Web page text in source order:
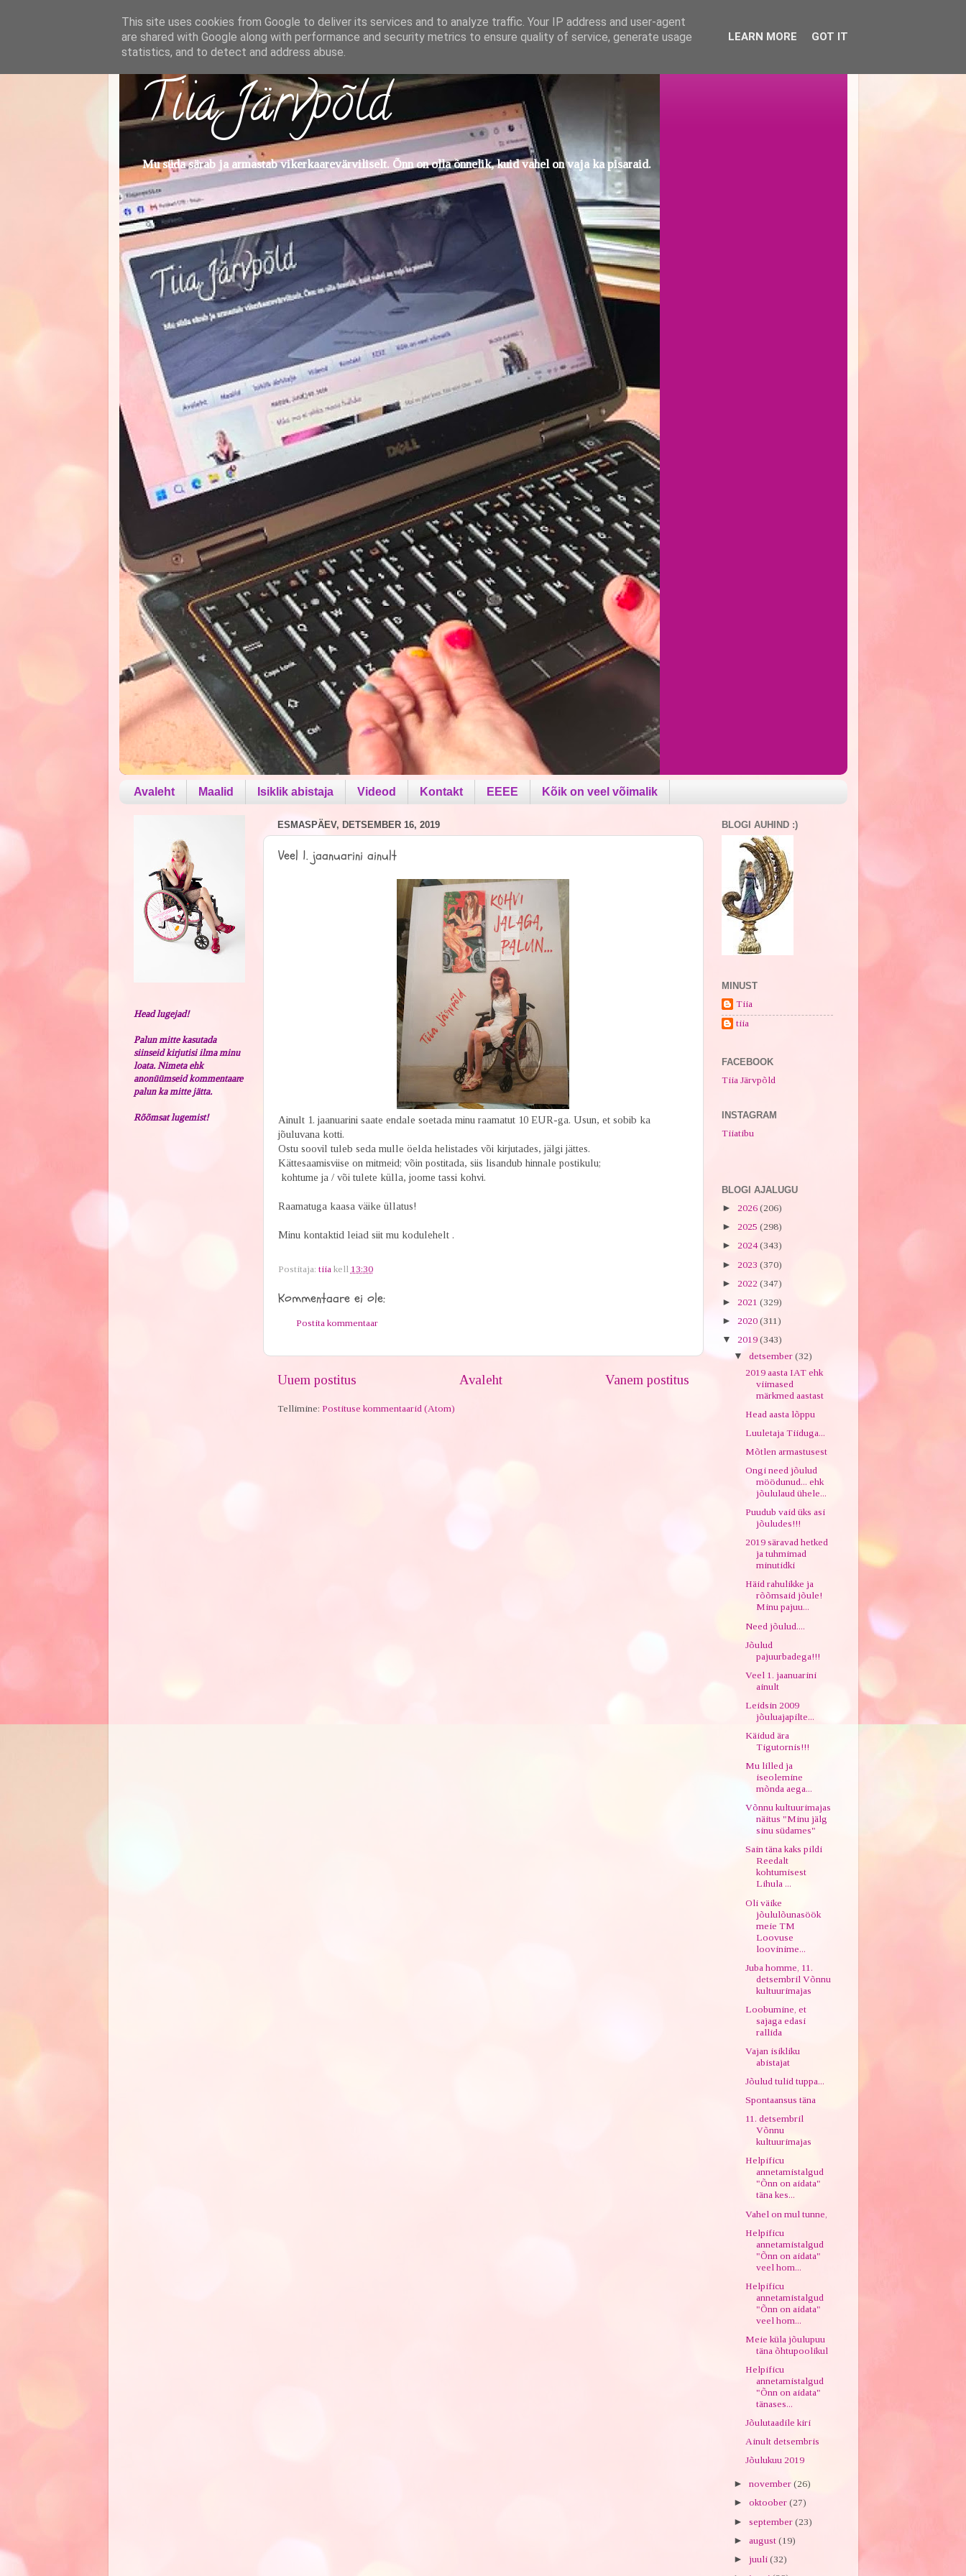
Tiia Järvpõld
Mu süda särab ja armastab vikerkaarevärviliselt. Õnn on olla õnnelik, kuid vahel on vaja ka pisaraid.
Avaleht Maalid Isiklik abistaja Videod Kontakt EEEE Kõik on veel võimalik
ESMASPÄEV, DETSEMBER 16, 2019
Veel 1. jaanuarini ainult
Ainult 1. jaanuarini saate endale soetada minu raamatut 10 EUR-ga. Usun, et sobib ka
jõuluvana kotti.
Ostu soovil tuleb seda mulle öelda helistades või kirjutades, jälgi jättes.
Kättesaamisviise on mitmeid; võin postitada, siis lisandub hinnale postikulu;
kohtume ja / või tulete külla, joome tassi kohvi.
Raamatuga kaasa väike üllatus!
Minu kontaktid leiad siit mu kodulehelt .
Postitaja: tiia kell 13:30
Kommentaare ei ole:
Postita kommentaar
Uuem postitus Vanem postitus
Avaleht
Tellimine: Postituse kommentaarid (Atom)
Head lugejad!
Palun mitte kasutada
siinseid kirjutisi ilma minu
loata. Nimeta ehk
anonüümseid kommentaare
palun ka mitte jätta.
Rõõmsat lugemist!
BLOGI AUHIND :)
MINUST
Tiia
tiia
FACEBOOK
Tiia Järvpõld
INSTAGRAM
Tiiatibu
BLOGI AJALUGU
► 2026 (206)
► 2025 (298)
► 2024(343)
► 2023 (370)
► 2022 (347)
► 2021 (329)
► 2020 (311)
▼ 2019 (343)
▼ detsember (32)
2019 aasta IAT ehk
viimased
märkmed aastast
Head aasta lõppu
Luuletaja Tiiduga...
Mõtlen armastusest
Ongi need jõulud
möödunud... ehk
jõululaud ühele...
Puudub vaid üks asi
jõuludes!!!
2019 säravad hetked
ja tuhmimad
minutidki
Häid rahulikke ja
rõõmsaid jõule!
Minu pajuu...
Need jõulud....
Jõulud
pajuurbadega!!!
Veel 1. jaanuarini
ainult
Leidsin 2009
jõuluajapilte...
Käidud ära
Tigutornis!!!
Mu lilled ja
iseolemine
mõnda aega...
Võnnu kultuurimajas
näitus "Minu jälg
sinu südames"
Sain täna kaks pildi
Reedalt
kohtumisest
Lihula ...
Oli väike
jõululõunasöök
meie TM
Loovuse
loovinime...
Juba homme, 11.
detsembril Võnnu
kultuurimajas
Loobumine, et
sajaga edasi
rallida
Vajan isikliku
abistajat
Jõulud tulid tuppa...
Spontaansus täna
11. detsembril
Võnnu
kultuurimajas
Helpificu
annetamistalgud
"Õnn on aidata"
täna kes...
Vahel on mul tunne,
Helpificu
annetamistalgud
"Õnn on aidata"
veel hom...
Helpificu
annetamistalgud
"Õnn on aidata"
veel hom...
Meie küla jõulupuu
täna õhtupoolikul
Helpificu
annetamistalgud
"Õnn on aidata"
tänases...
Jõulutaadile kiri
Ainult detsembris
Jõulukuu 2019
► november (26)
► oktoober (27)
► september (23)
► august (19)
► juuli (32)
This site uses cookies from Google to deliver its services and to analyze traffic. Your IP address and user-agent
are shared with Google along with performance and security metrics to ensure quality of service, generate usage
statistics, and to detect and address abuse.
LEARN MORE GOT IT